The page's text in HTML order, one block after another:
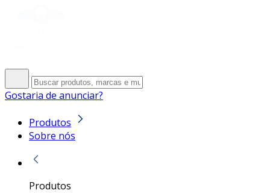
Gostaria de anunciar?
Produtos
Sobre nós
Produtos